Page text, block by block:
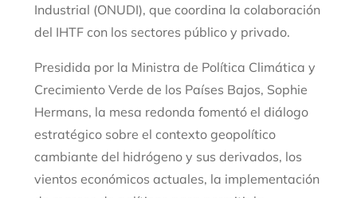
Industrial (ONUDI), que coordina la colaboración
del IHTF con los sectores público y privado.
Presidida por la Ministra de Política Climática y
Crecimiento Verde de los Países Bajos, Sophie
Hermans, la mesa redonda fomentó el diálogo
estratégico sobre el contexto geopolítico
cambiante del hidrógeno y sus derivados, los
vientos económicos actuales, la implementación